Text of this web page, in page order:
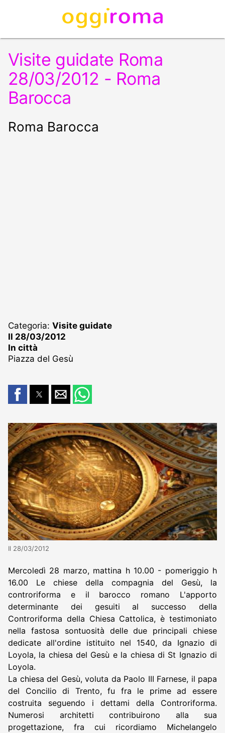
Visite guidate Roma
28/03/2012 - Roma
Barocca
Roma Barocca
Categoria: Visite guidate
Il 28/03/2012
In città
Piazza del Gesù
Il 28/03/2012
Mercoledì 28 marzo, mattina h 10.00 - pomeriggio h
16.00 Le chiese della compagnia del Gesù, la
controriforma e il barocco romano L'apporto
determinante dei gesuiti al successo della
Controriforma della Chiesa Cattolica, è testimoniato
nella fastosa sontuosità delle due principali chiese
dedicate all'ordine istituito nel 1540, da Ignazio di
Loyola, la chiesa del Gesù e la chiesa di St Ignazio di
Loyola.
La chiesa del Gesù, voluta da Paolo III Farnese, il papa
del Concilio di Trento, fu fra le prime ad essere
costruita seguendo i dettami della Controriforma.
Numerosi architetti contribuirono alla sua
progettazione, fra cui ricordiamo Michelangelo